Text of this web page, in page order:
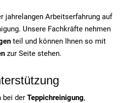
jahrelangen Arbeitserfahrung auf
Unsere Fachkräfte nehmen
teil und können Ihnen so mit
zur Seite stehen.
bei der Teppichreinigung,